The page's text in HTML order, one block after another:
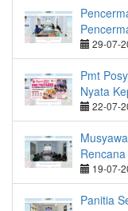
29-07-
Pmt
Nyata
22-07-
19-07-
Panitia